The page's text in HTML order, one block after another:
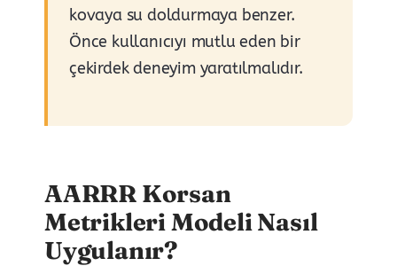
kovaya su doldurmaya benzer.
Önce kullanıcıyı mutlu eden bir
çekirdek deneyim yaratılmalıdır.
AARRR Korsan
Metrikleri Modeli Nasıl
Uygulanır?